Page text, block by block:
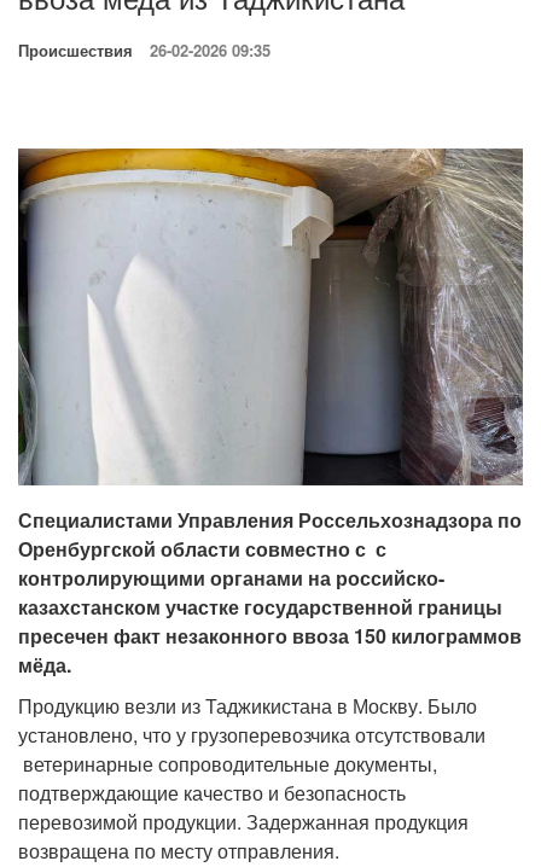
Происшествия 26-02-2026 09:35
Специалистами Управления Россельхознадзора по
Оренбургской области совместно с с
контролирующими органами на российско-
казахстанском участке государственной границы
пресечен факт незаконного ввоза 150 килограммов
мёда.
Продукцию везли из Таджикистана в Москву. Было
установлено, что у грузоперевозчика отсутствовали
ветеринарные сопроводительные документы,
подтверждающие качество и безопасность
перевозимой продукции. Задержанная продукция
возвращена по месту отправления.